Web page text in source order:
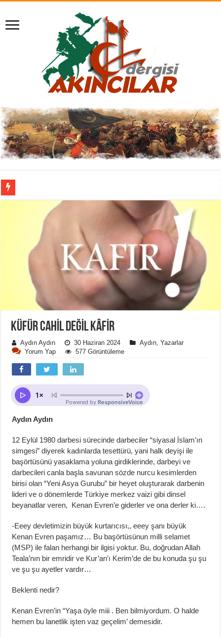
KÜFÜR CAHİL DEĞİL KÂFİR
Aydın Aydın 30 Haziran 2024 Aydın ,Yazarlar
Yorum Yap
577 Görüntüleme
Aydın Aydın
12 Eylül 1980 darbesi sürecinde darbeciler “siyasal İslam’ın
simgesi” diyerek kadınlarda tesettürü, yani halk deyişi ile
başörtüsünü yasaklama yoluna girdiklerinde, darbeyi ve
darbecileri canla başla savunan sözde nurcu kesimlerden
birisi olan “Yeni Asya Gurubu” bir heyet oluşturarak darbenin
lideri ve o dönemlerde Türkiye merkez vaizi gibi dinsel
beyanatlar veren, Kenan Evren’e giderler ve ona derler ki….
-Eeey devletimizin büyük kurtarıcısı,, eeey şanı büyük
Kenan Evren paşamız… Bu başörtüsünun milli selamet
(MSP) ile falan herhangi bir ilgisi yoktur. Bu, doğrudan Allah
Teala’nın bir emridir ve Kur’an’ı Kerim’de de bu konuda şu şu
ve şu şu ayetler vardır…
Beklenti nedir?
Kenan Evren’in “Yaşa öyle miii . Ben bilmiyordum. O halde
hemen bu lanetlik işten vaz geçelim’ demesidir.